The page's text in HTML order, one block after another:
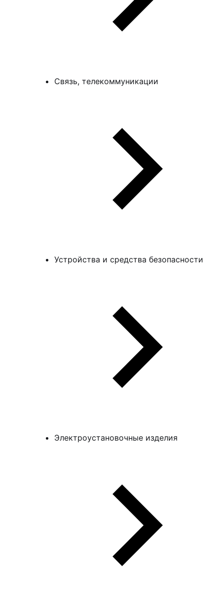
Связь, телекоммуникации
Устройства и средства безопасности
Электроустановочные изделия